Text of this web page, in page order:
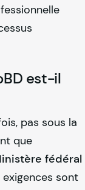
est-il
pas sous la
que
fédéral
exigences sont